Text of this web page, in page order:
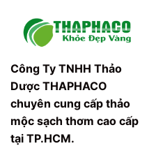
Công Ty TNHH Thảo
Dược THAPHACO
chuyên cung cấp thảo
mộc sạch thơm cao cấp
tại TP.HCM.